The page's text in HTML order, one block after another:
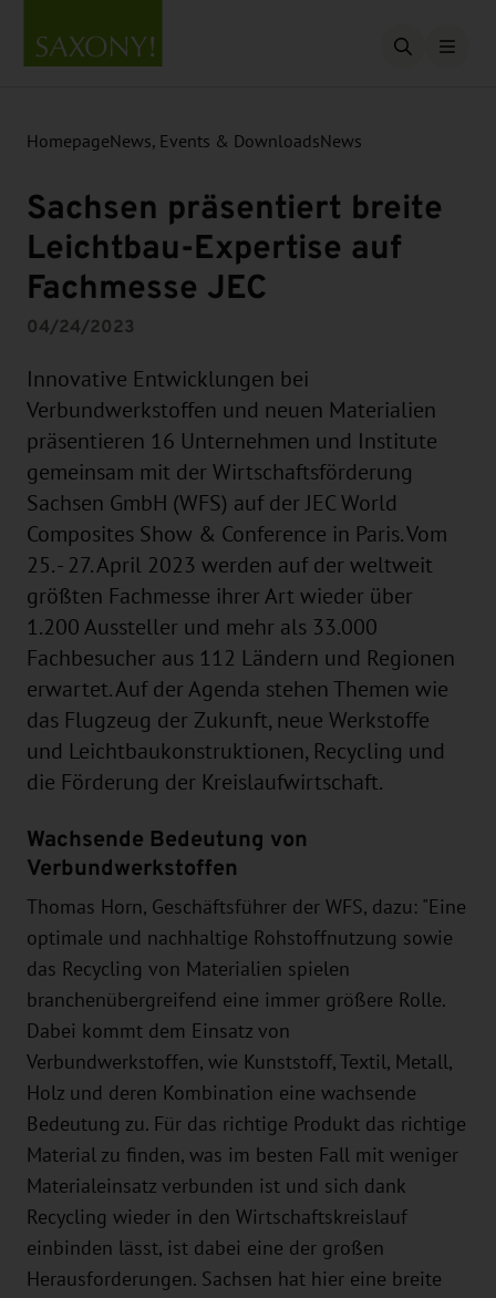
Open
HomepageNews, Events & DownloadsNews
Sachsen präsentiert breite
Leichtbau-Expertise auf
Fachmesse JEC
04/24/2023
Innovative Entwicklungen bei
Verbundwerkstoffen und neuen Materialien
präsentieren 16 Unternehmen und Institute
gemeinsam mit der Wirtschaftsförderung
Sachsen GmbH (WFS) auf der JEC World
Composites Show & Conference in Paris. Vom
25. - 27. April 2023 werden auf der weltweit
größten Fachmesse ihrer Art wieder über
1.200 Aussteller und mehr als 33.000
Fachbesucher aus 112 Ländern und Regionen
erwartet. Auf der Agenda stehen Themen wie
das Flugzeug der Zukunft, neue Werkstoffe
und Leichtbaukonstruktionen, Recycling und
die Förderung der Kreislaufwirtschaft.
Wachsende Bedeutung von
Verbundwerkstoffen
Thomas Horn, Geschäftsführer der WFS, dazu: "Eine
optimale und nachhaltige Rohstoffnutzung sowie
das Recycling von Materialien spielen
branchenübergreifend eine immer größere Rolle.
Dabei kommt dem Einsatz von
Verbundwerkstoffen, wie Kunststoff, Textil, Metall,
Holz und deren Kombination eine wachsende
Bedeutung zu. Für das richtige Produkt das richtige
Material zu finden, was im besten Fall mit weniger
Materialeinsatz verbunden ist und sich dank
Recycling wieder in den Wirtschaftskreislauf
einbinden lässt, ist dabei eine der großen
Herausforderungen. Sachsen hat hier eine breite